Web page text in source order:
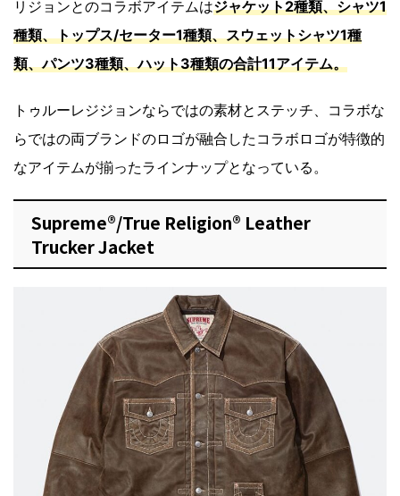
リジョンとのコラボアイテムはジャケット2種類、シャツ1
種類、トップス/セーター1種類、スウェットシャツ1種
類、パンツ3種類、ハット3種類の合計11アイテム。
トゥルーレジジョンならではの素材とステッチ、コラボな
らではの両ブランドのロゴが融合したコラボロゴが特徴的
なアイテムが揃ったラインナップとなっている。
Supreme®/True Religion® Leather
Trucker Jacket